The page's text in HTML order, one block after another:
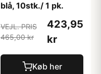
blå, 10stk./ 1 pk.
VEJL. PRIS
465,00 kr
423,95
kr
Køb her